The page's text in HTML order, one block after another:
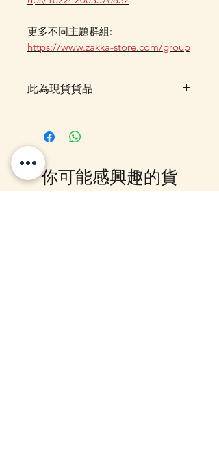
更多不同主題群組:
https://www.zakka-store.com/group
此為現貨貨品
Out 購買, 如系統顯示為"無庫
存"或"未能放入購物車時, 可以
Facebook PM 或 Whatsapp 我們
訂貨, 詳情請Facebook PM 或
你可能感興趣的貨